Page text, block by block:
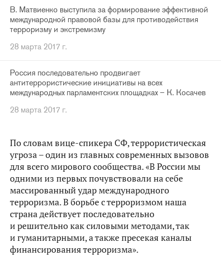
В. Матвиенко выступила за формирование эффективной
международной правовой базы для противодействия
терроризму и экстремизму
28 марта 2017 г.
Россия последовательно продвигает
антитеррористические инициативы на всех
международных парламентских площадках – К. Косачев
28 марта 2017 г.
По словам вице-спикера СФ, террористическая
угроза – один из главных современных вызовов
для всего мирового сообщества. «В России мы
одними из первых почувствовали на себе
массированный удар международного
терроризма. В борьбе с терроризмом наша
страна действует последовательно
и решительно как силовыми методами, так
и гуманитарными, а также пресекая каналы
финансирования терроризма».